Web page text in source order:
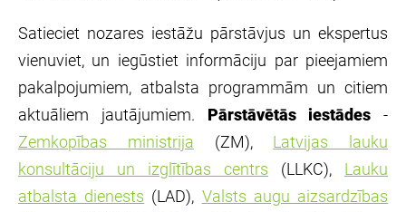
Satieciet nozares iestāžu pārstāvjus un ekspertus
vienuviet, un iegūstiet informāciju par pieejamiem
pakalpojumiem, atbalsta programmām un citiem
aktuāliem jautājumiem. Pārstāvētās iestādes -
Zemkopības ministrija (ZM), Latvijas lauku
konsultāciju un izglītības centrs (LLKC), Lauku
atbalsta dienests (LAD), Valsts augu aizsardzības